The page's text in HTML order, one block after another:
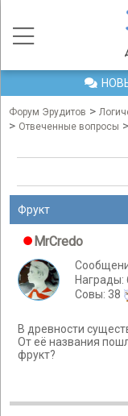
Форум Эрудитов >
> Отвеченные вопросы >
Фрукт
MrCredo
Награды:
Cовы: 38
В древности
От её названия
фрукт?